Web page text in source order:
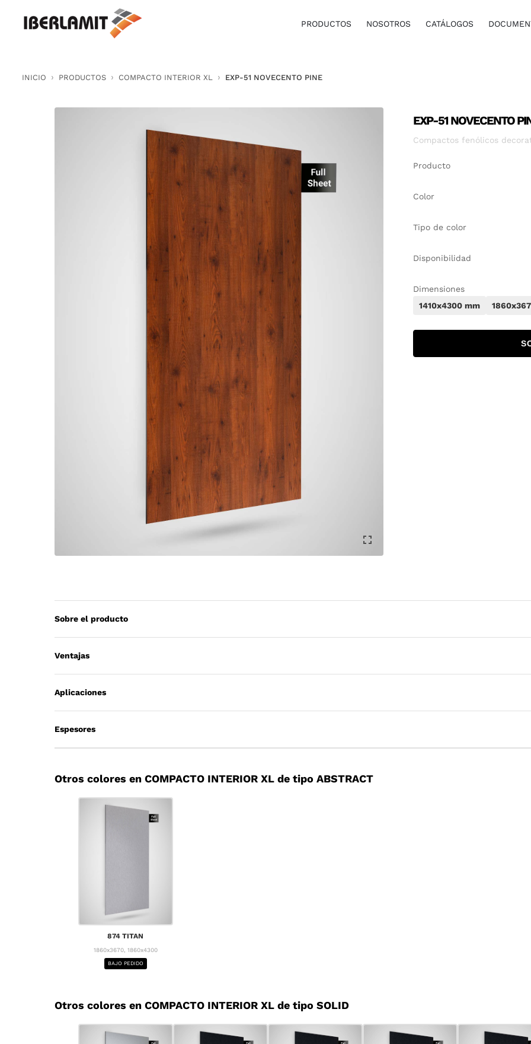
PRODUCTOS NOSOTROS CATÁLOGOS
INICIO PRODUCTOS COMPACTO INTERIOR XL EXP-51 NOVECENTO PINE
EXP-51 NOVECENTO
Compactos fenólicos
Producto
Color
Tipo de color
Disponibilidad
Dimensiones
1410x4300 mm
Sobre el producto
Ventajas
Aplicaciones
Espesores
Otros colores en COMPACTO INTERIOR XL de tipo ABSTRACT
874 TITAN
1860x3670, 1860x4300
BAJO PEDIDO
Otros colores en COMPACTO INTERIOR XL de tipo SOLID